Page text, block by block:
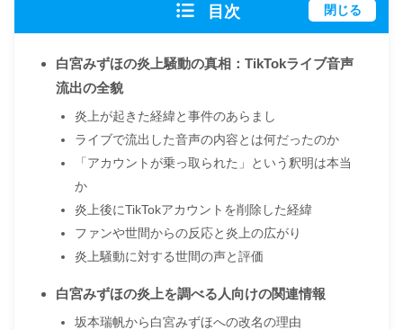
目次 閉じる
白宮みずほの炎上騒動の真相：TikTokライブ音声
流出の全貌
炎上が起きた経緯と事件のあらまし
ライブで流出した音声の内容とは何だったのか
「アカウントが乗っ取られた」という釈明は本当
か
炎上後にTikTokアカウントを削除した経緯
ファンや世間からの反応と炎上の広がり
炎上騒動に対する世間の声と評価
白宮みずほの炎上を調べる人向けの関連情報
坂本瑞帆から白宮みずほへの改名の理由